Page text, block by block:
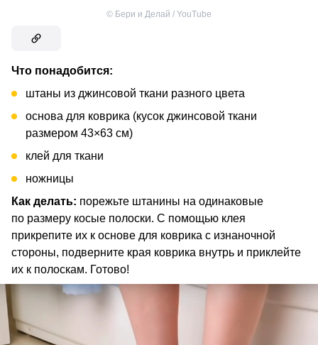
© Бери и Делай / YouTube
Что понадобится:
штаны из джинсовой ткани разного цвета
основа для коврика (кусок джинсовой ткани
размером 43×63 см)
клей для ткани
ножницы
Как делать: порежьте штанины на одинаковые
по размеру косые полоски. С помощью клея
прикрепите их к основе для коврика с изнаночной
стороны, подверните края коврика внутрь и приклейте
их к полоскам. Готово!